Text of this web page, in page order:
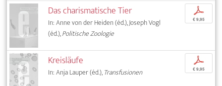
Das charismatische Tier
In: Anne von der Heiden (éd.), Joseph Vogl
(éd.),Politische Zoologie
p
€ 9,95
Kreisläufe
In: Anja Lauper (éd.),Transfusionen
p
€ 9,95